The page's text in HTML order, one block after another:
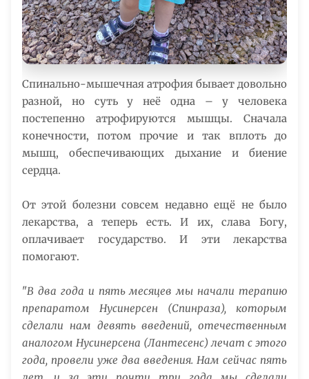
Спинально-мышечная атрофия бывает довольно
разной, но суть у неё одна – у человека
постепенно атрофируются мышцы. Сначала
конечности, потом прочие и так вплоть до
мышц, обеспечивающих дыхание и биение
сердца.
От этой болезни совсем недавно ещё не было
лекарства, а теперь есть. И их, слава Богу,
оплачивает государство. И эти лекарства
помогают.
"В два года и пять месяцев мы начали терапию
препаратом Нусинерсен (Спинраза), которым
сделали нам девять введений, отечественным
аналогом Нусинерсена (Лантесенс) лечат с этого
года, провели уже два введения. Нам сейчас пять